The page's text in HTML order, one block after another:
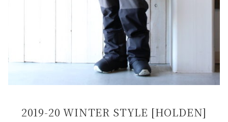
2019-20 WINTER STYLE [HOLDEN]